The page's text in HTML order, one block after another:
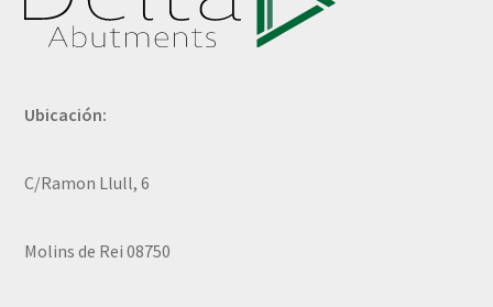
Ubicación:
C/Ramon Llull, 6
Molins de Rei 08750